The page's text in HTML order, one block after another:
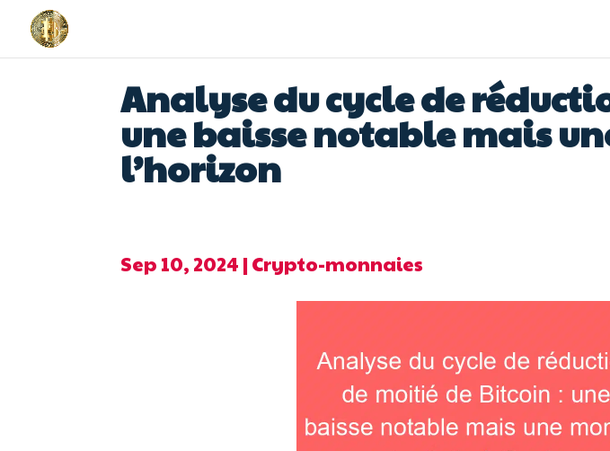
Analyse du cycle de
une baisse notable mais
l’horizon
Sep 10, 2024 | Crypto-monnaies